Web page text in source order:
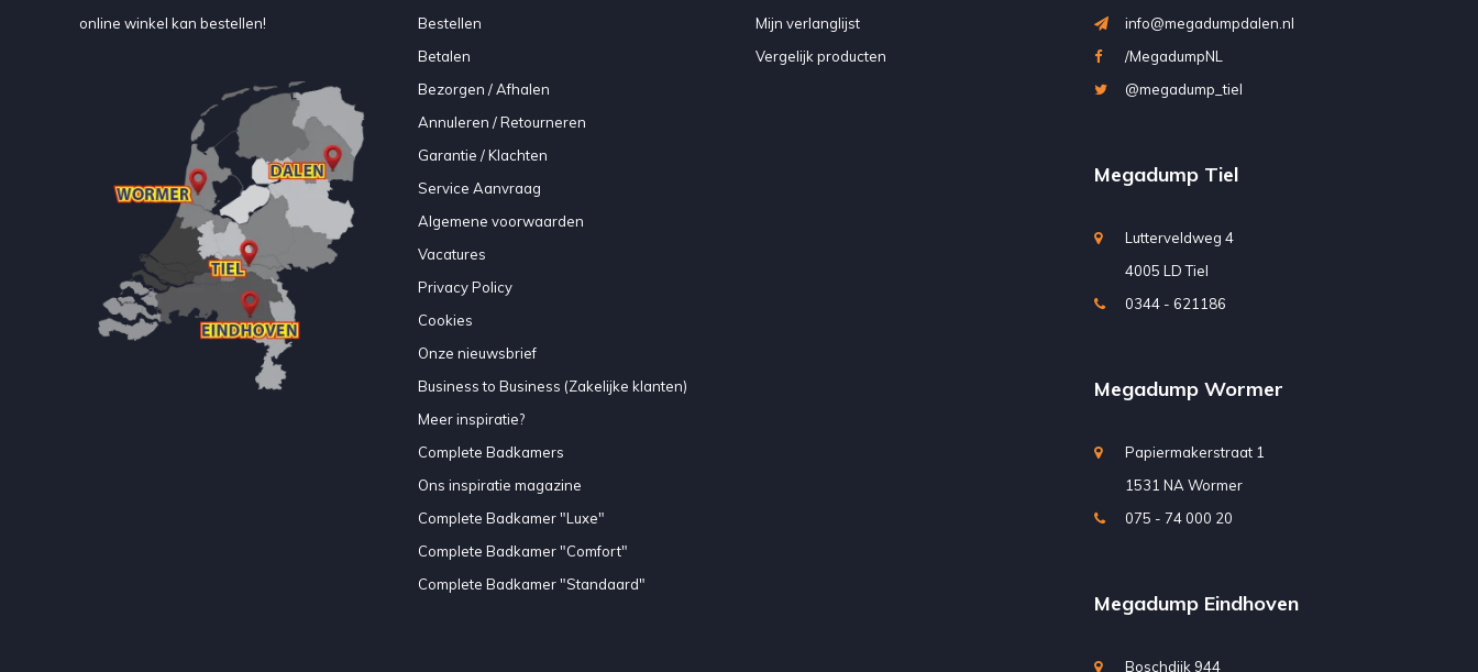
online winkel kan bestellen!
Bestellen
Betalen
Bezorgen / Afhalen
Annuleren / Retourneren
Garantie / Klachten
Service Aanvraag
Algemene voorwaarden
Vacatures
Privacy Policy
Cookies
Onze nieuwsbrief
Business to Business (Zakelijke klanten)
Meer inspiratie?
Complete Badkamers
Ons inspiratie magazine
Complete Badkamer "Luxe"
Complete Badkamer "Comfort"
Complete Badkamer "Standaard"
Mijn verlanglijst
Vergelijk producten
info@megadumpdalen.nl
/MegadumpNL
@megadump_tiel
Megadump Tiel
Lutterveldweg 4
4005 LD Tiel
0344 - 621186
Megadump Wormer
Papiermakerstraat 1
1531 NA Wormer
075 - 74 000 20
Megadump Eindhoven
Boschdijk 944